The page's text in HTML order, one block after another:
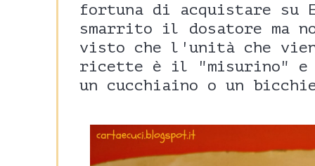
fortuna di acquistare su
smarrito il dosatore ma
visto che l'unità che
ricette è il "misurino" e
un cucchiaino o un